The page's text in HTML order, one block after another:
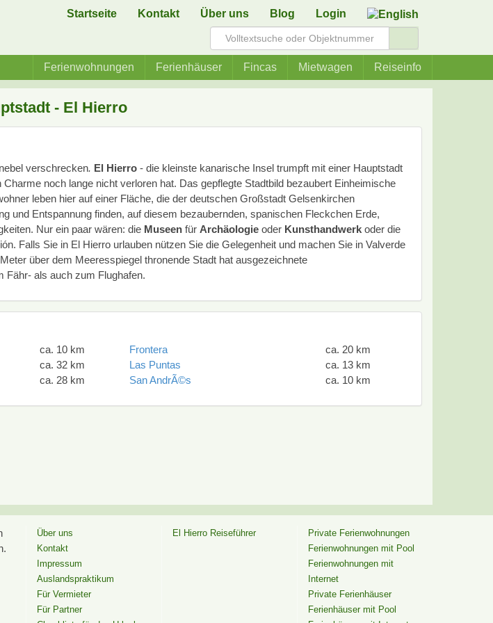
Startseite Kontakt Über uns Blog Login
Ferienwohnungen Ferienhäuser Fincas Mietwagen Reiseinfo
- El Hierro
verschrecken. El Hierro- die kleinste kanarische Insel trumpft mit einer Hauptstadt
Charme noch lange nicht verloren hat. Das gepflegte Stadtbild bezaubert Einheimische
leben hier auf einer Fläche, die der deutschen Großstadt Gelsenkirchen
und Entspannung finden, auf diesem bezaubernden, spanischen Fleckchen Erde,
Nur ein paar wären: die Museenfür Archäologieoder Kunsthandwerkoder die
Falls Sie in El Hierro urlauben nützen Sie die Gelegenheit und machen Sie in Valverde
über dem Meeresspiegel thronende Stadt hat ausgezeichnete
Fähr- als auch zum Flughafen.
ca. 10 km Frontera
ca. 20 km
ca. 32 km Las Puntas
ca. 13 km
ca. 28 km San AndrÃ©s ca. 10 km
Über uns
Kontakt
Impressum
Auslandspraktikum
Für Vermieter
Für Partner
El Hierro Reiseführer
Private Ferienwohnungen
Ferienwohnungen mit Pool
Ferienwohnungen mit
Internet
Private Ferienhäuser
Ferienhäuser mit Pool